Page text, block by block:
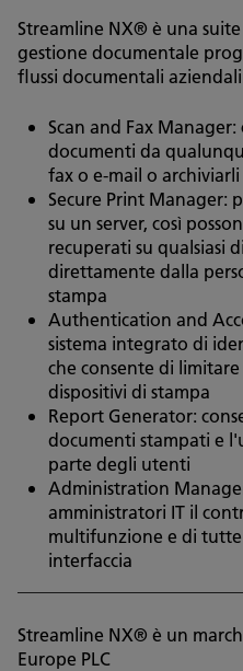
Streamline NX® è una
gestione documentale
flussi documentali
Scan and Fax
documenti da
fax o e-mail o archiviarli
Secure Print Manager:
su un server, così
recuperati su qualsiasi
direttamente dalla
stampa
Authentication and
sistema integrato di
che consente di
dispositivi di stampa
Report Generator:
documenti stampati e
parte degli utenti
Administration
amministratori IT il
multifunzione e di
interfaccia
Streamline NX® è un
Europe PLC